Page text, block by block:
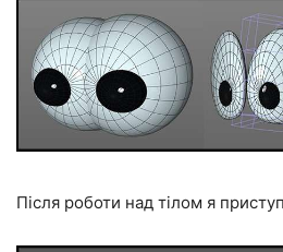
Після роботи над тілом я